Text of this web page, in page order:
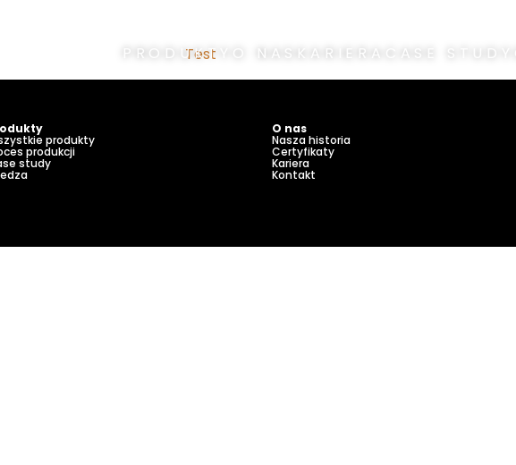
PRODUKTY O NAS KARIERA CASE STUDY
Test
produkty
produkcji
study
O nas
Nasza historia
Certyfikaty
Kariera
Kontakt